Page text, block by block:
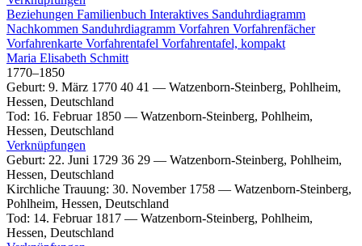
Beziehungen Familienbuch Interaktives Sanduhrdiagramm
Nachkommen Sanduhrdiagramm Vorfahren Vorfahrenfächer
Vorfahrenkarte Vorfahrentafel Vorfahrentafel, kompakt
Maria Elisabeth Schmitt
1770–1850
Geburt: 9. März 1770 40 41 — Watzenborn-Steinberg, Pohlheim,
Hessen, Deutschland
Tod: 16. Februar 1850 — Watzenborn-Steinberg, Pohlheim,
Hessen, Deutschland
Verknüpfungen
Geburt: 22. Juni 1729 36 29 — Watzenborn-Steinberg, Pohlheim,
Hessen, Deutschland
Kirchliche Trauung: 30. November 1758 — Watzenborn-Steinberg,
Pohlheim, Hessen, Deutschland
Tod: 14. Februar 1817 — Watzenborn-Steinberg, Pohlheim,
Hessen, Deutschland